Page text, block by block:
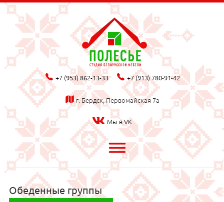
phone_fill +7 (953) 862-13-33 phone_fill +7 (913) 780-91-42
map_fillг. Бердск, Первомайская 7а
Мы в VK
bars
Обеденные группы